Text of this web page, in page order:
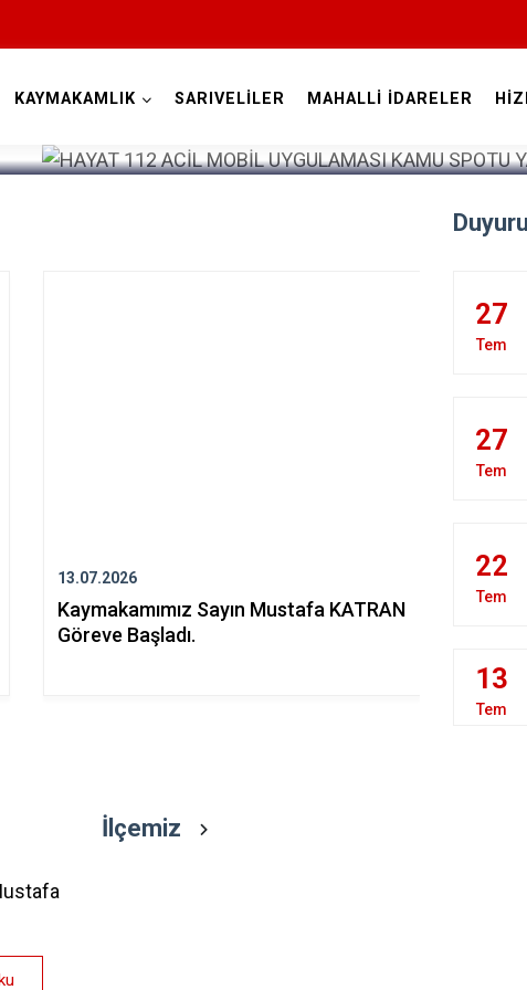
Ermenek
KAYMAKAMLIK SARIVELİLER MAHALLİ İDARELER
13.07.2026
Kaymakamımız Sayın Mustafa KATRAN
Göreve Başladı.
27
Tem
27
Tem
22
Tem
13
Tem
İlçemiz